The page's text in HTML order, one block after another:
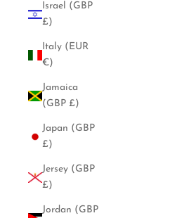
Israel (GBP
£)
Italy (EUR
€)
Jamaica
(GBP £)
Japan (GBP
£)
Jersey (GBP
£)
Jordan (GBP